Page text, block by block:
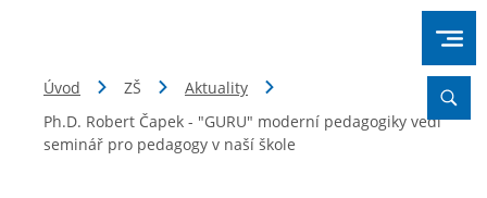
Úvod ZŠ
Aktuality
Ph.D. Robert Čapek - "GURU" moderní pedagogiky vedl
seminář pro pedagogy v naší škole